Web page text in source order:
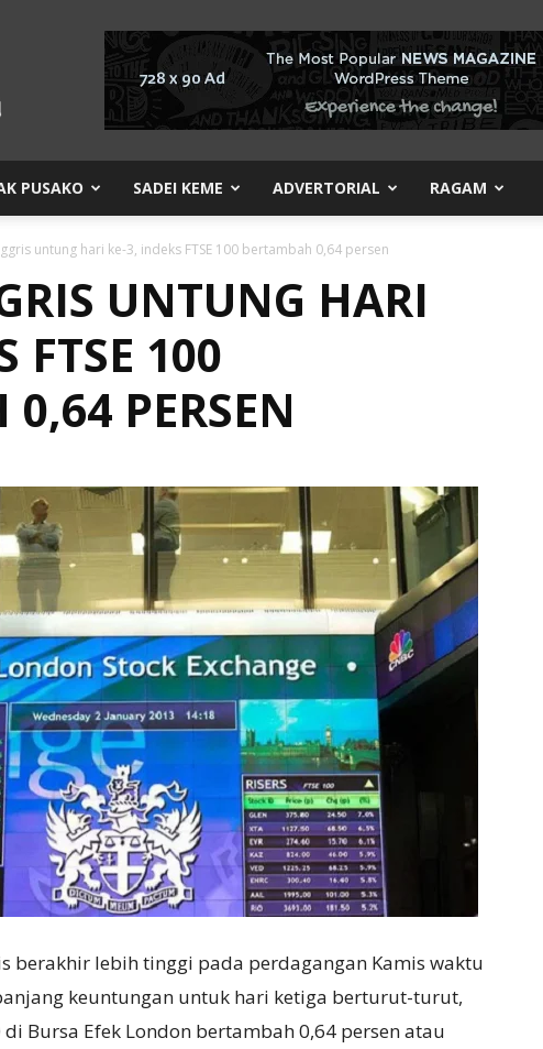
PUSAKO SADEI KEME ADVERTORIAL RAGAM
untung hari ke-3, indeks FTSE 100 bertambah 0,64 persen
UNTUNG HARI
FTSE 100
PERSEN
berakhir lebih tinggi pada perdagangan Kamis waktu
keuntungan untuk hari ketiga berturut-turut,
di Bursa Efek London bertambah 0,64 persen atau